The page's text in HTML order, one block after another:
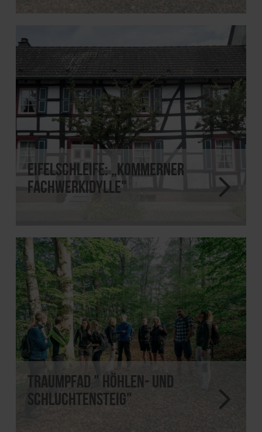
EifelSchleife: „Kommerner
Fachwerkidylle"
Traumpfad " Höhlen- und
Schluchtensteig"